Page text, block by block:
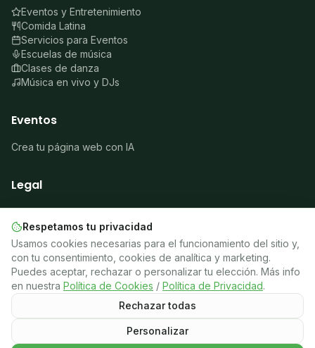
Eventos y Entretenimiento
Comida Latina
Servicios para Eventos
Escuelas de música
Clases de danza
Música en vivo y DJs
Eventos
Crea tu página web con IA
Legal
Sobre nosotros
Aviso legal
Privacidad
Cookies
Términos
🍪 Gestionar cookies
©2026Latinos en Francia.Todos los derechos reservados.
Respetamos tu privacidad
Usamos cookies necesarias para el funcionamiento del sitio y,
con tu consentimiento, cookies de analítica y marketing.
Puedes aceptar, rechazar o personalizar tu elección. Más info
en nuestra Política de Cookies / Política de Privacidad.
Rechazar todas
Personalizar